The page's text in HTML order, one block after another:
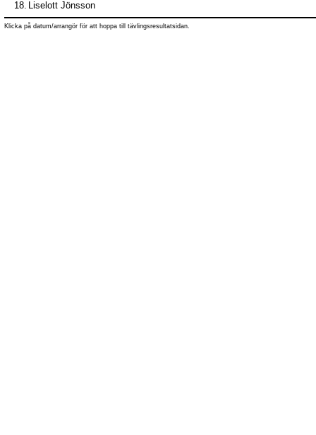
18. Liselott Jönsson
Klicka på datum/arrangör för att hoppa till tävlingsresultatsidan.